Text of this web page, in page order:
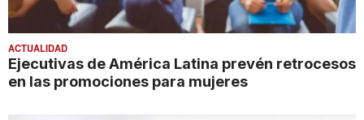
ACTUALIDAD
Ejecutivas de América Latina prevén retrocesos
en las promociones para mujeres